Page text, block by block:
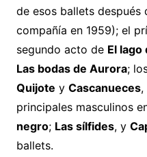
de esos ballets después
compañía en 1959); el
segundo acto de El lago
Las bodas de Aurora;
Quijote y Cascanueces,
principales masculinos
negro; Las sílfides, y
ballets.